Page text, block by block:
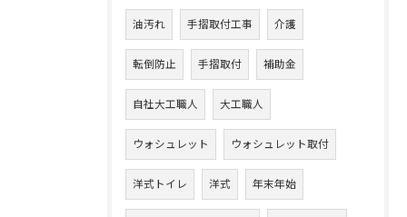
油汚れ 手摺取付工事 介護
転倒防止 手摺取付 補助金
自社大工職人 大工職人
ウォシュレット ウォシュレット取付
洋式トイレ 洋式 年末年始